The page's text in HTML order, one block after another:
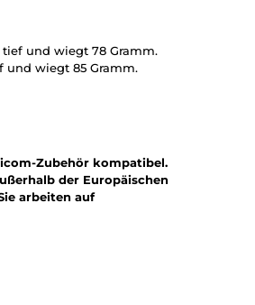
tief und wiegt 78 Gramm.
und wiegt 85 Gramm.
Zubehör kompatibel.
der Europäischen
arbeiten auf